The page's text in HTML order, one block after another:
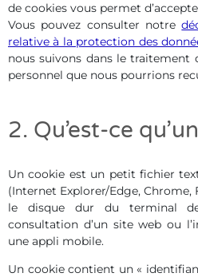
de cookies vous permet
Vous pouvez consulter notre
relative à la protection des
nous suivons dans le traitement
personnel que nous pourrions
2. Qu’est-ce
Un cookie est un petit fichier
(Internet Explorer/Edge, Chrome,
le disque dur du terminal
consultation d’un site web ou
une appli mobile.
Un cookie contient un «